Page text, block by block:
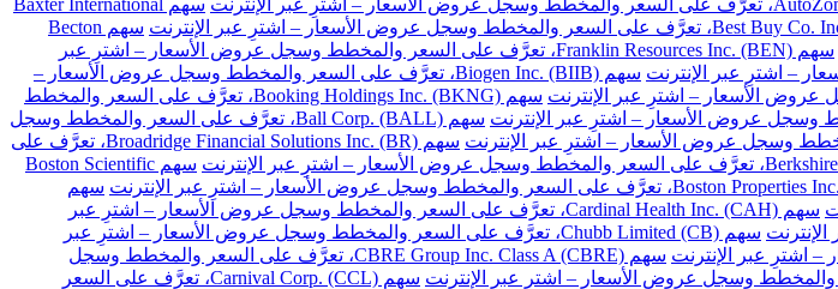
سهم Becton
سهم Franklin Resources Inc. (BEN)، تعرَّف على السعر والمخطط وسجل عروض الأسعار – اشترِ عبر
سهم Biogen Inc. (BIIB)، تعرَّف على السعر والمخطط وسجل عروض الأسعار –
سهم Booking Holdings Inc. (BKNG)، تعرَّف على السعر والمخطط
سهم Ball Corp. (BALL)، تعرَّف على السعر والمخطط وسجل
سهم Broadridge Financial Solutions Inc. (BR)، تعرَّف على
سهم Boston Scientific
سهم
سهم Cardinal Health Inc. (CAH)، تعرَّف على السعر والمخطط وسجل عروض الأسعار – اشترِ عبر
سهم Chubb Limited (CB)، تعرَّف على السعر والمخطط وسجل عروض الأسعار – اشترِ عبر
سهم CBRE Group Inc. Class A (CBRE)، تعرَّف على السعر والمخطط وسجل
سهم Carnival Corp. (CCL)، تعرَّف على السعر